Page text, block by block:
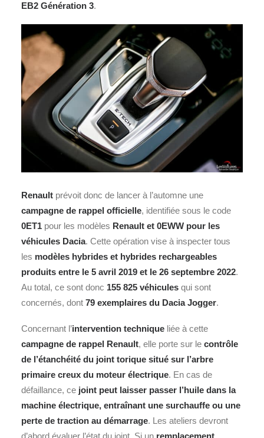
EB2 Génération 3.
Renault prévoit donc de lancer à l’automne une
campagne de rappel officielle, identifiée sous le code
0ET1 pour les modèles Renault et 0EWW pour les
véhicules Dacia. Cette opération vise à inspecter tous
les modèles hybrides et hybrides rechargeables
produits entre le 5 avril 2019 et le 26 septembre 2022.
Au total, ce sont donc 155 825 véhicules qui sont
concernés, dont 79 exemplaires du Dacia Jogger.
Concernant l’intervention technique liée à cette
campagne de rappel Renault, elle porte sur le contrôle
de l’étanchéité du joint torique situé sur l’arbre
primaire creux du moteur électrique. En cas de
défaillance, ce joint peut laisser passer l’huile dans la
machine électrique, entraînant une surchauffe ou une
perte de traction au démarrage. Les ateliers devront
d’abord évaluer l’état du joint. Si un remplacement